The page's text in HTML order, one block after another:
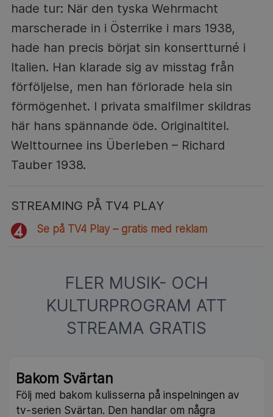
hade tur: När den tyska Wehrmacht
marscherade in i Österrike i mars 1938,
hade han precis börjat sin konsertturné i
Italien. Han klarade sig av misstag från
förföljelse, men han förlorade hela sin
förmögenhet. I privata smalfilmer skildras
här hans spännande öde. Originaltitel.
Welttournee ins Überleben – Richard
Tauber 1938.
STREAMING PÅ TV4 PLAY
Se på TV4 Play – gratis med reklam
FLER MUSIK- OCH
KULTURPROGRAM ATT
STREAMA GRATIS
Bakom Svärtan
Följ med bakom kulisserna på inspelningen av
tv-serien Svärtan. Den handlar om några